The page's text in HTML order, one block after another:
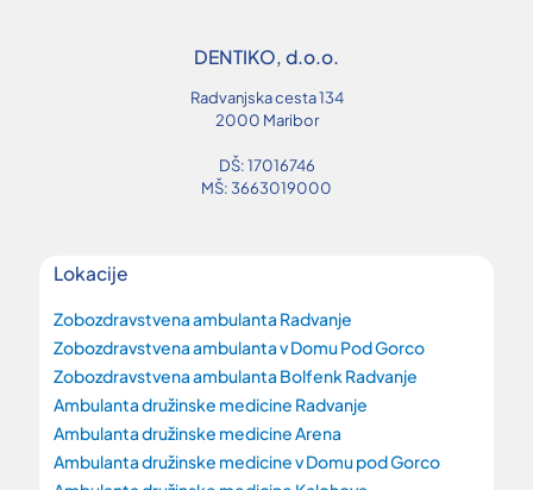
DENTIKO, d.o.o.
Radvanjska cesta 134
2000 Maribor
DŠ: 17016746
MŠ: 3663019000
Lokacije
Zobozdravstvena ambulanta Radvanje
Zobozdravstvena ambulanta v Domu Pod Gorco
Zobozdravstvena ambulanta Bolfenk Radvanje
Ambulanta družinske medicine Radvanje
Ambulanta družinske medicine Arena
Ambulanta družinske medicine v Domu pod Gorco